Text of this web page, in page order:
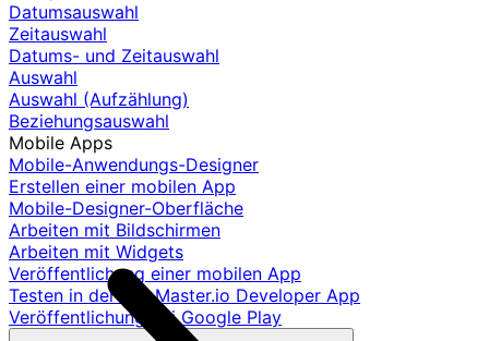
Datumsauswahl
Zeitauswahl
Datums- und Zeitauswahl
Auswahl
Auswahl (Aufzählung)
Beziehungsauswahl
Mobile Apps
Mobile-Anwendungs-Designer
Erstellen einer mobilen App
Mobile-Designer-Oberfläche
Arbeiten mit Bildschirmen
Arbeiten mit Widgets
Veröffentlichung einer mobilen App
Testen in der AppMaster.io Developer App
Veröffentlichung bei Google Play